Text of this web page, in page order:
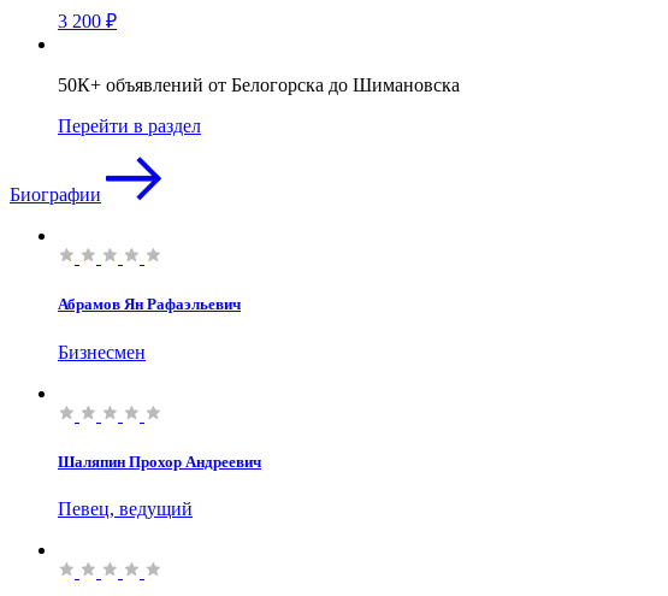
3 200 ₽
50К+ объявлений от Белогорска до Шимановска
Перейти в раздел
Биографии
Абрамов Ян Рафаэльевич
Бизнесмен
Шаляпин Прохор Андреевич
Певец, ведущий